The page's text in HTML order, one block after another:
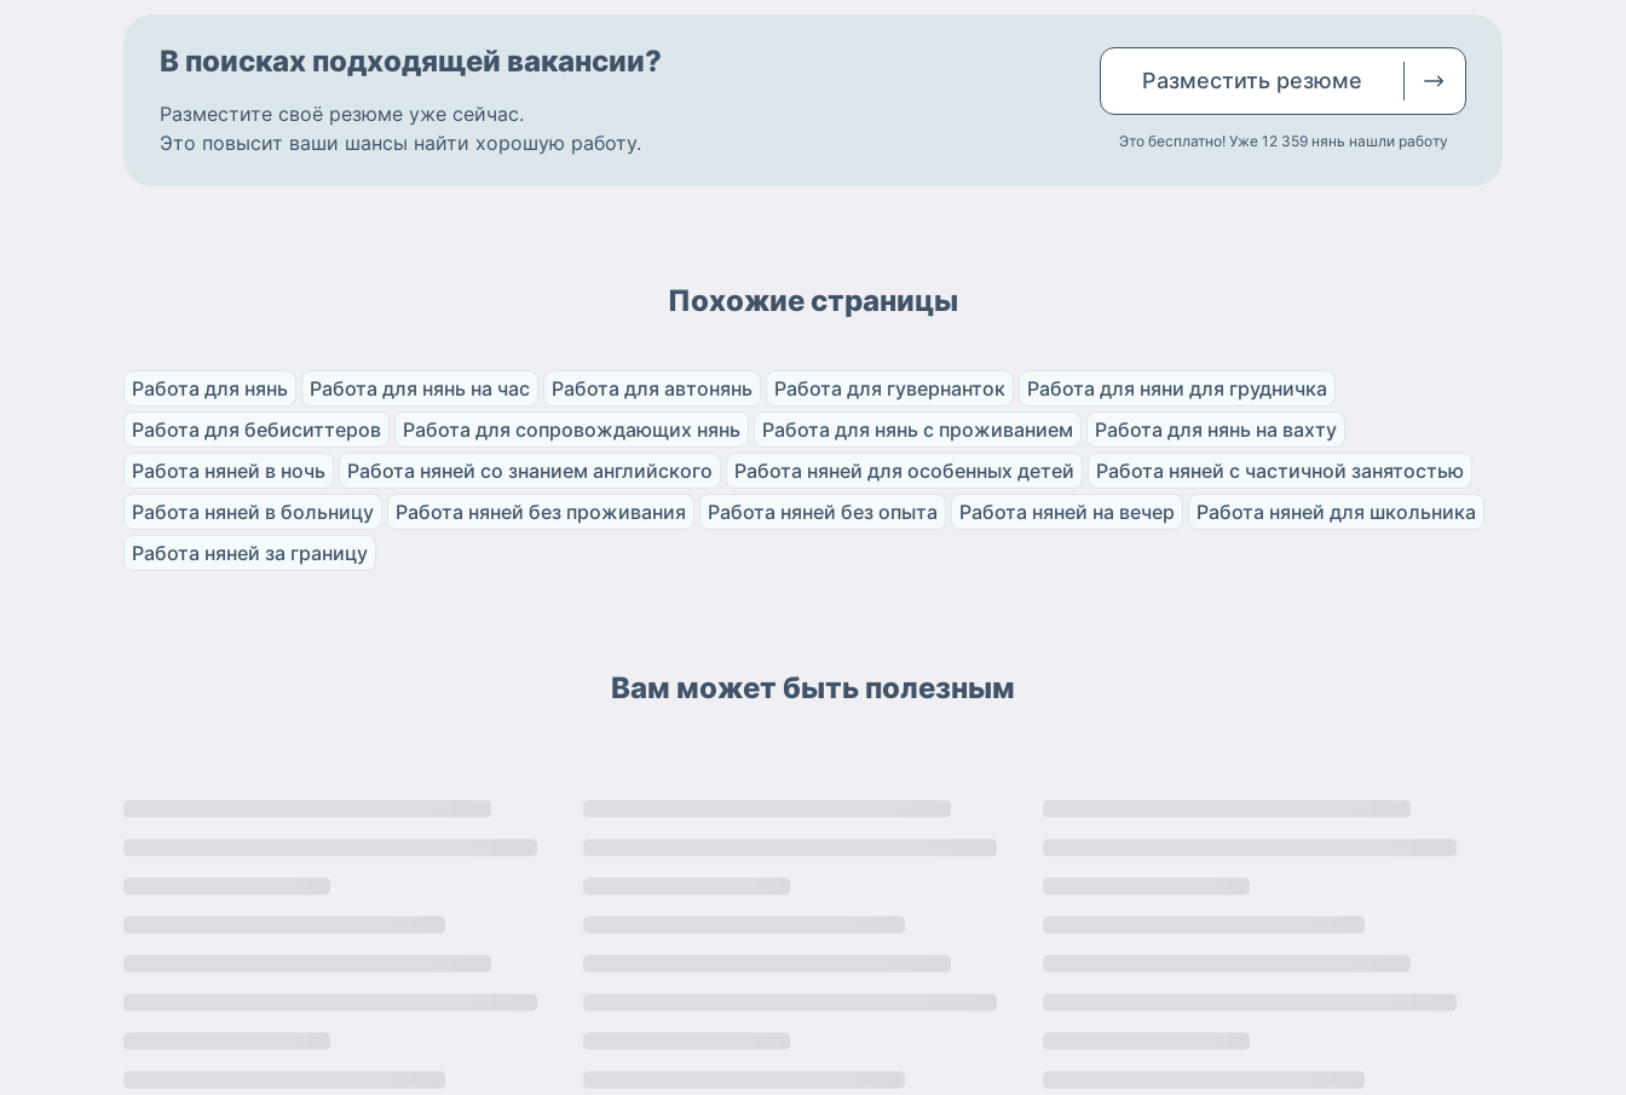
В поисках подходящей вакансии?
Разместите своё резюме уже сейчас.
Это повысит ваши шансы найти хорошую работу.
Разместить резюме
Это бесплатно! Уже 12 359 нянь нашли работу
Похожие страницы
Работа для нянь Работа для нянь на час Работа для автонянь Работа для гувернанток
Работа для няни для грудничка
Работа для бебиситтеров
Работа для сопровождающих нянь Работа для нянь с проживанием
Работа для нянь на вахту
Работа няней в ночь
Работа няней со знанием английского Работа няней для особенных детей
Работа няней с частичной занятостью
Работа няней в больницу
Работа няней без проживания Работа няней без опыта Работа няней на вечер
Работа няней для школьника
Работа няней за границу
Вам может быть полезным